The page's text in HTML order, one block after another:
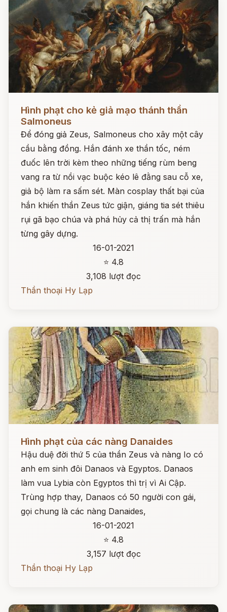
Hình phạt cho kẻ giả mạo thánh thần
Salmoneus
Để đóng giả Zeus, Salmoneus cho xây một cây
cầu bằng đồng. Hắn đánh xe thần tốc, ném
đuốc lên trời kèm theo những tiếng rùm beng
vang ra từ nồi vạc buộc kéo lê đằng sau cỗ xe,
giả bộ làm ra sấm sét. Màn cosplay thất bại của
hắn khiến thần Zeus tức giận, giáng tia sét thiêu
rụi gã bạo chúa và phá hủy cả thị trấn mà hắn
từng gây dựng.
16-01-2021
⭐ 4.8
3,108 lượt đọc
Thần thoại Hy Lạp
Hình phạt của các nàng Danaides
Hậu duệ đời thứ 5 của thần Zeus và nàng Io có
anh em sinh đôi Danaos và Egyptos. Danaos
làm vua Lybia còn Egyptos thì trị vì Ai Cập.
Trùng hợp thay, Danaos có 50 người con gái,
gọi chung là các nàng Danaides,
16-01-2021
⭐ 4.8
3,157 lượt đọc
Thần thoại Hy Lạp